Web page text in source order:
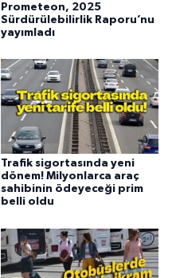
Prometeon, 2025
Sürdürülebilirlik Raporu’nu
yayımladı
Trafik sigortasında yeni
dönem! Milyonlarca araç
sahibinin ödeyeceği prim
belli oldu